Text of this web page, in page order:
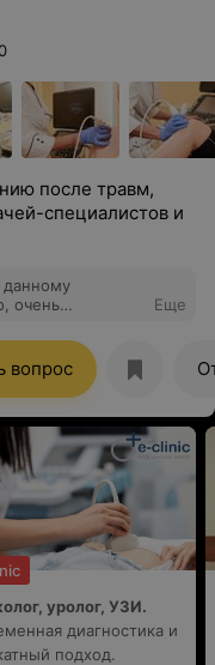
после травм,
специалистов и
данному
очень
Еще
вопрос
уролог, УЗИ.
диагностика и
подход.